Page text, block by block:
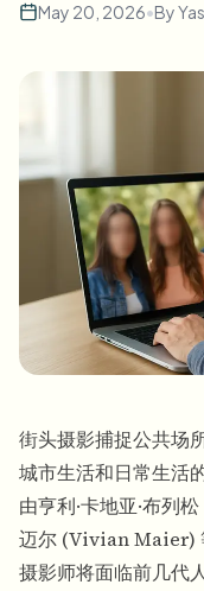
模糊任何内容
自动化上传、任务和
联系表单
视频智能
批量背景移除
May 20, 2026•By
街头摄影捕捉公共场
城市生活和日常生活
由亨利·卡地亚·布列
迈尔 (Vivian Maier)
摄影师将面临前几代